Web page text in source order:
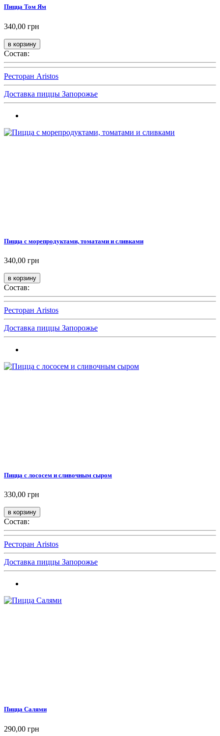
Пицца Том Ям
340,00 грн
Состав:
Ресторан Aristos
Доставка пиццы Запорожье
Пицца с морепродуктами, томатами и сливками
340,00 грн
Состав:
Ресторан Aristos
Доставка пиццы Запорожье
Пицца с лососем и сливочным сыром
330,00 грн
Состав:
Ресторан Aristos
Доставка пиццы Запорожье
Пицца Салями
290,00 грн